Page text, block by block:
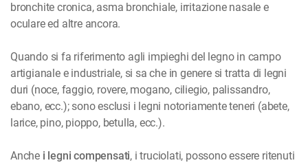
bronchite cronica, asma bronchiale, irritazione nasale e
oculare ed altre ancora.
Quando si fa riferimento agli impieghi del legno in campo
artigianale e industriale, si sa che in genere si tratta di legni
duri (noce, faggio, rovere, mogano, ciliegio, palissandro,
ebano, ecc.); sono esclusi i legni notoriamente teneri (abete,
larice, pino, pioppo, betulla, ecc.).
Anche i legni compensati, i truciolati, possono essere ritenuti